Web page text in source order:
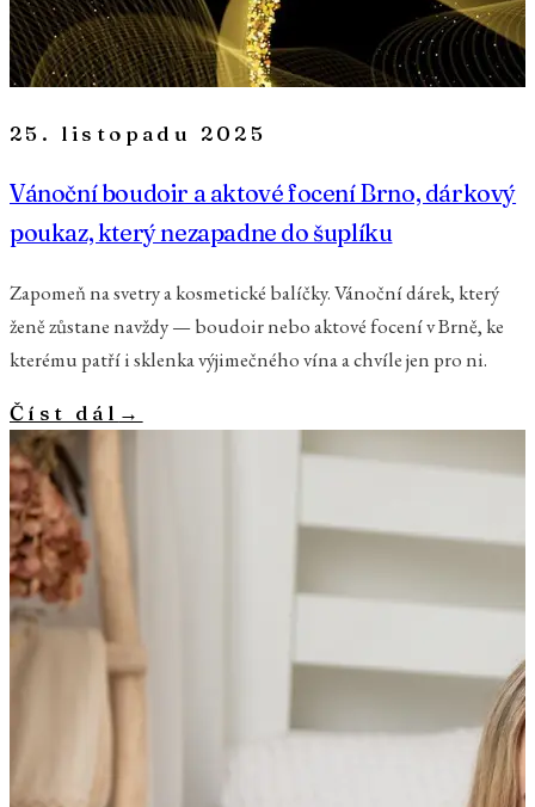
25. listopadu 2025
Vánoční boudoir a aktové focení Brno, dárkový
poukaz, který nezapadne do šuplíku
Zapomeň na svetry a kosmetické balíčky. Vánoční dárek, který
ženě zůstane navždy — boudoir nebo aktové focení v Brně, ke
kterému patří i sklenka výjimečného vína a chvíle jen pro ni.
Číst dál →